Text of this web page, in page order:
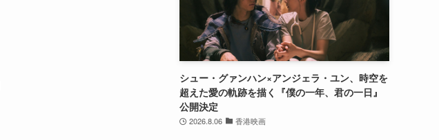
シュー・グァンハン×アンジェラ・ユン、時空を
超えた愛の軌跡を描く『僕の一年、君の一日』
公開決定
2026.8.06 香港映画